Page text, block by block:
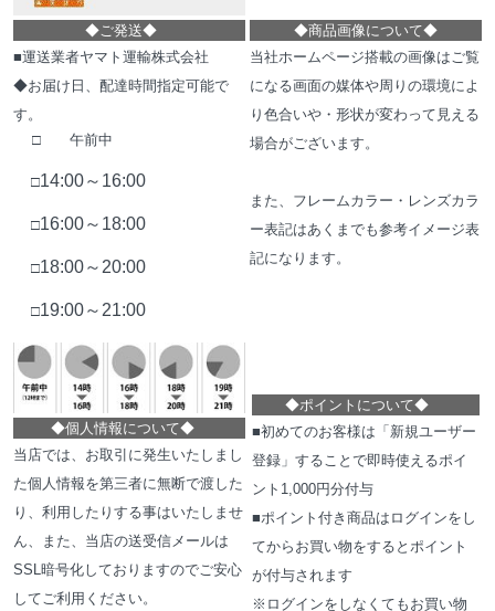
◆ご発送◆
■運送業者ヤマト運輸株式会社
◆お届け日、配達時間指定可能で
す。
□ 午前中
□14:00～16:00
□16:00～18:00
□18:00～20:00
□19:00～21:00
◆個人情報について◆
当店では、お取引に発生いたしまし
た個人情報を第三者に無断で渡した
り、利用したりする事はいたしませ
ん、また、当店の送受信メールは
SSL暗号化しておりますのでご安心
してご利用ください。
◆商品画像について◆
当社ホームページ搭載の画像はご覧
になる画面の媒体や周りの環境によ
り色合いや・形状が変わって見える
場合がございます。
また、フレームカラー・レンズカラ
ー表記はあくまでも参考イメージ表
記になります。
◆ポイントについて◆
■初めてのお客様は「新規ユーザー
登録」することで即時使えるポイ
ント1,000円分付与
■ポイント付き商品はログインをし
てからお買い物をするとポイント
が付与されます
※ログインをしなくてもお買い物